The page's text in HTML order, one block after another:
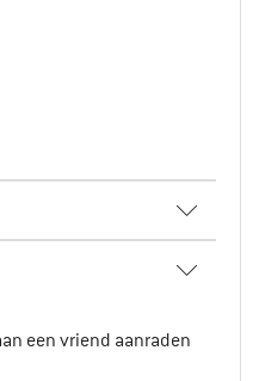
een vriend aanraden